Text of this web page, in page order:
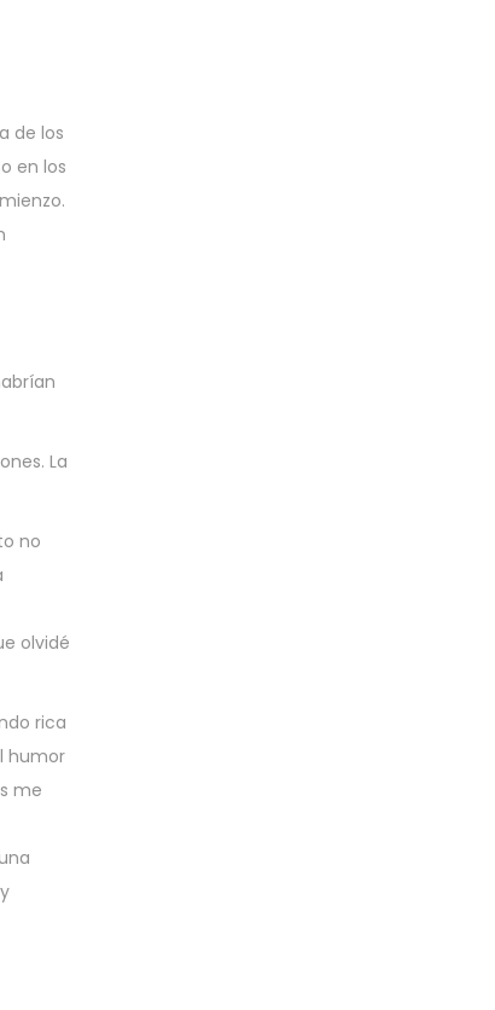
de los
en los
La
no
olvidé
rica
humor
me